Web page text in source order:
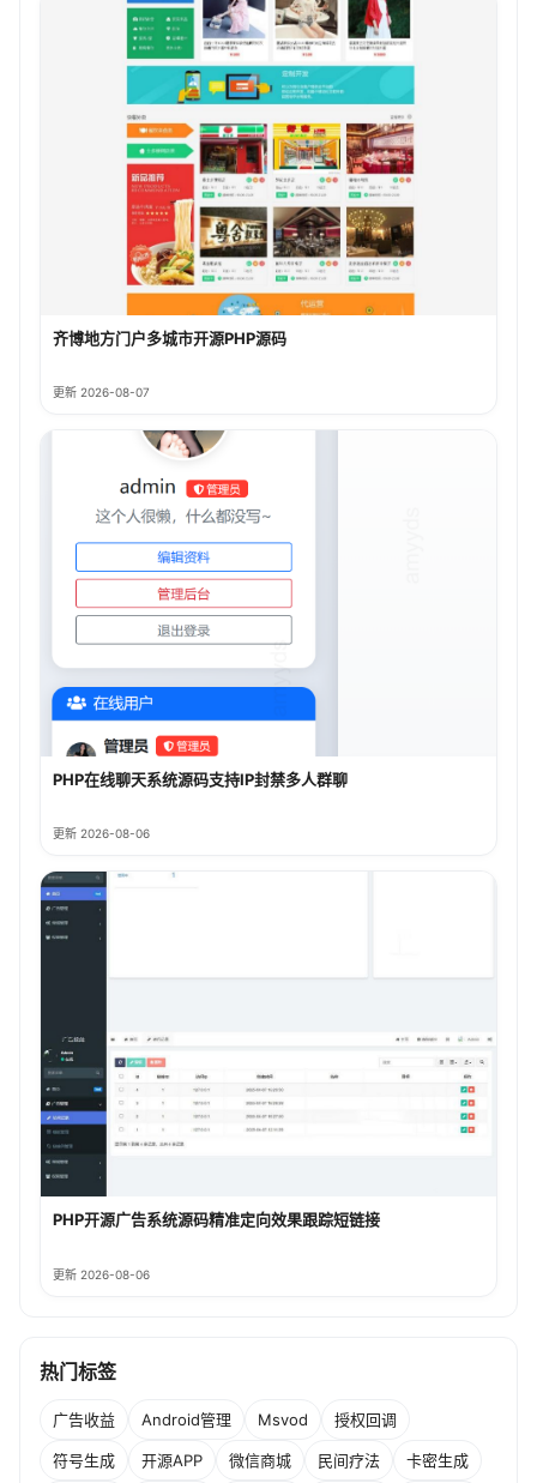
齐博地方门户多城市开源PHP源码
更新 2026-08-07
PHP在线聊天系统源码支持IP封禁多人群聊
更新 2026-08-06
PHP开源广告系统源码精准定向效果跟踪短链接
更新 2026-08-06
热门标签
广告收益 Android管理 Msvod 授权回调
符号生成 开源APP 微信商城 民间疗法 卡密生成